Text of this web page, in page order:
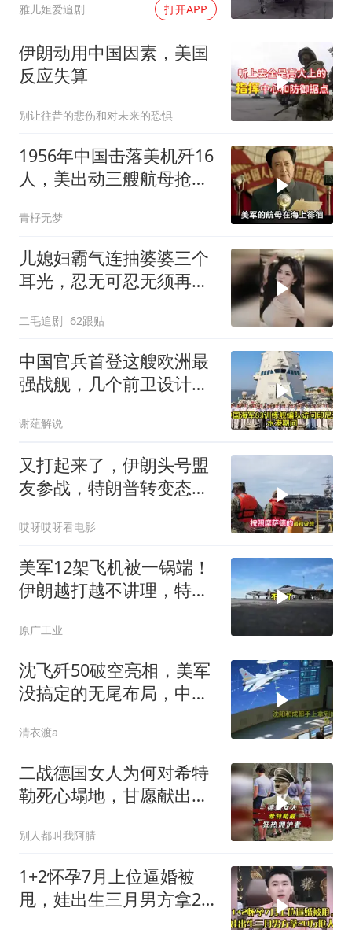
雅儿姐爱追剧 打开APP
伊朗动用中国因素，美国
反应失算
别让往昔的悲伤和对未来的恐惧
1956年中国击落美机歼16
人，美出动三艘航母抢尸
青杍无梦
儿媳妇霸气连抽婆婆三个
耳光，忍无可忍无须再
二毛追剧 62跟贴
中国官兵首登这艘欧洲最
强战舰，几个前卫设计确
谢葅解说
又打起来了，伊朗头号盟
友参战，特朗普转变态
哎呀哎呀看电影
美军12架飞机被一锅端！
伊朗越打越不讲理，特朗
原广工业
沈飞歼50破空亮相，美军
没搞定的无尾布局，中国
清衣渡a
二战德国女人为何对希特
勒死心塌地，甘愿献出一
别人都叫我阿腈
1+2怀孕7月上位逼婚被
甩，娃出生三月男方拿20